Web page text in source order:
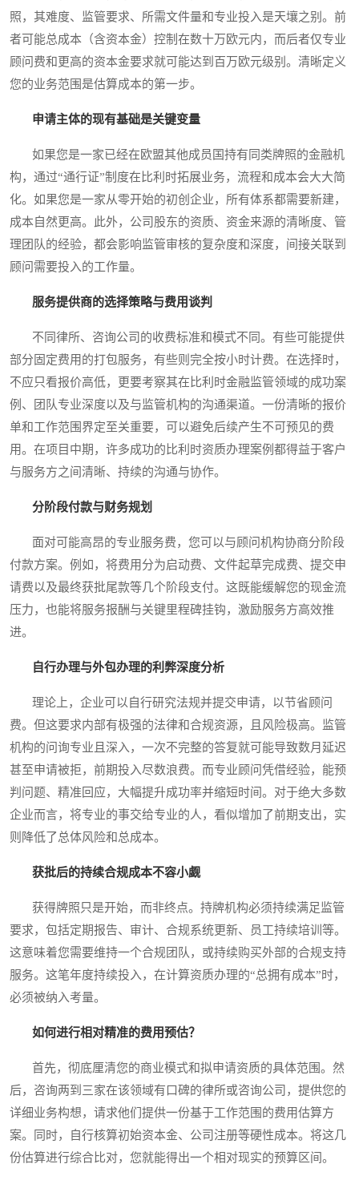
照，其难度、监管要求、所需文件量和专业投入是天壤之别。前
者可能总成本（含资本金）控制在数十万欧元内，而后者仅专业
顾问费和更高的资本金要求就可能达到百万欧元级别。清晰定义
您的业务范围是估算成本的第一步。
申请主体的现有基础是关键变量
如果您是一家已经在欧盟其他成员国持有同类牌照的金融机
构，通过“通行证”制度在比利时拓展业务，流程和成本会大大简
化。如果您是一家从零开始的初创企业，所有体系都需要新建，
成本自然更高。此外，公司股东的资质、资金来源的清晰度、管
理团队的经验，都会影响监管审核的复杂度和深度，间接关联到
顾问需要投入的工作量。
服务提供商的选择策略与费用谈判
不同律所、咨询公司的收费标准和模式不同。有些可能提供
部分固定费用的打包服务，有些则完全按小时计费。在选择时，
不应只看报价高低，更要考察其在比利时金融监管领域的成功案
例、团队专业深度以及与监管机构的沟通渠道。一份清晰的报价
单和工作范围界定至关重要，可以避免后续产生不可预见的费
用。在项目中期，许多成功的比利时资质办理案例都得益于客户
与服务方之间清晰、持续的沟通与协作。
分阶段付款与财务规划
面对可能高昂的专业服务费，您可以与顾问机构协商分阶段
付款方案。例如，将费用分为启动费、文件起草完成费、提交申
请费以及最终获批尾款等几个阶段支付。这既能缓解您的现金流
压力，也能将服务报酬与关键里程碑挂钩，激励服务方高效推
进。
自行办理与外包办理的利弊深度分析
理论上，企业可以自行研究法规并提交申请，以节省顾问
费。但这要求内部有极强的法律和合规资源，且风险极高。监管
机构的问询专业且深入，一次不完整的答复就可能导致数月延迟
甚至申请被拒，前期投入尽数浪费。而专业顾问凭借经验，能预
判问题、精准回应，大幅提升成功率并缩短时间。对于绝大多数
企业而言，将专业的事交给专业的人，看似增加了前期支出，实
则降低了总体风险和总成本。
获批后的持续合规成本不容小觑
获得牌照只是开始，而非终点。持牌机构必须持续满足监管
要求，包括定期报告、审计、合规系统更新、员工持续培训等。
这意味着您需要维持一个合规团队，或持续购买外部的合规支持
服务。这笔年度持续投入，在计算资质办理的“总拥有成本”时，
必须被纳入考量。
如何进行相对精准的费用预估？
首先，彻底厘清您的商业模式和拟申请资质的具体范围。然
后，咨询两到三家在该领域有口碑的律所或咨询公司，提供您的
详细业务构想，请求他们提供一份基于工作范围的费用估算方
案。同时，自行核算初始资本金、公司注册等硬性成本。将这几
份估算进行综合比对，您就能得出一个相对现实的预算区间。